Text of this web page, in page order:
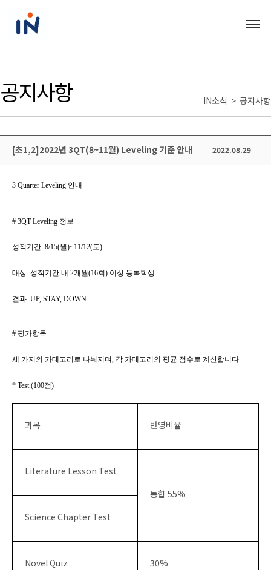
공지사항 IN소식 > 공지사항
[초1,2]2022년 3QT(8~11월) Leveling 기준 안내 2022.08.29
3 Quarter Leveling 안내
# 3QT Leveling 정보
성적기간: 8/15(월)~11/12(토)
대상: 성적기간 내 2개월(16회 ) 이상 등록학생
결과: UP, STAY, DOWN
# 평가항목
세 가지의 카테고리로 나눠지며, 각 카테고리의 평균 점수로 계산합니다
* Test (100점)
과목 반영비율
Literature Lesson Test
통합 55%
Science Chapter Test
Novel Quiz 30%